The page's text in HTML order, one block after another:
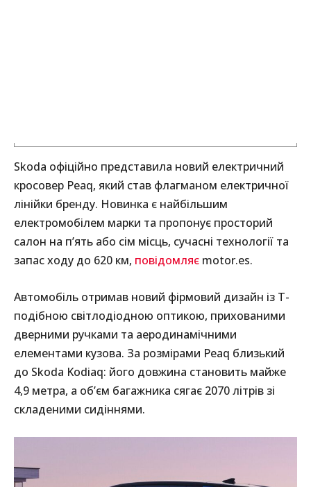
Skoda офіційно представила новий електричний
кросовер Peaq, який став флагманом електричної
лінійки бренду. Новинка є найбільшим
електромобілем марки та пропонує просторий
салон на п’ять або сім місць, сучасні технології та
запас ходу до 620 км, повідомляє motor.es.
Автомобіль отримав новий фірмовий дизайн із Т-
подібною світлодіодною оптикою, прихованими
дверними ручками та аеродинамічними
елементами кузова. За розмірами Peaq близький
до Skoda Kodiaq: його довжина становить майже
4,9 метра, а об’єм багажника сягає 2070 літрів зі
складеними сидіннями.